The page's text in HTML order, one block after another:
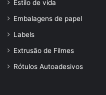
Estilo de vida
Embalagens de papel
Labels
Extrusão de Filmes
Rótulos Autoadesivos